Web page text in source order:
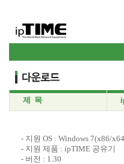
제 목
- 지원 OS : Windows 7(x86/
- 지원 제품 : ipTIME 공유기
- 버전 : 1.30